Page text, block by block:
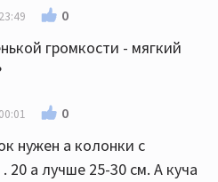
0
громкости - мягкий
0
нужен а колонки с
а лучше 25-30 см. А куча